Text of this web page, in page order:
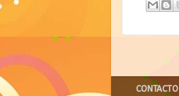
CONTACTO